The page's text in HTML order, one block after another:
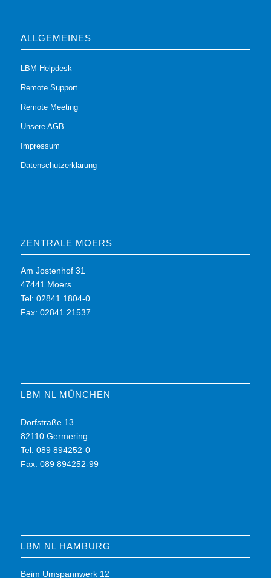
ALLGEMEINES
LBM-Helpdesk
Remote Support
Remote Meeting
Unsere AGB
Impressum
Datenschutzerklärung
ZENTRALE MOERS
Am Jostenhof 31
47441 Moers
Tel: 02841 1804-0
Fax: 02841 21537
LBM NL MÜNCHEN
Dorfstraße 13
82110 Germering
Tel: 089 894252-0
Fax: 089 894252-99
LBM NL HAMBURG
Beim Umspannwerk 12